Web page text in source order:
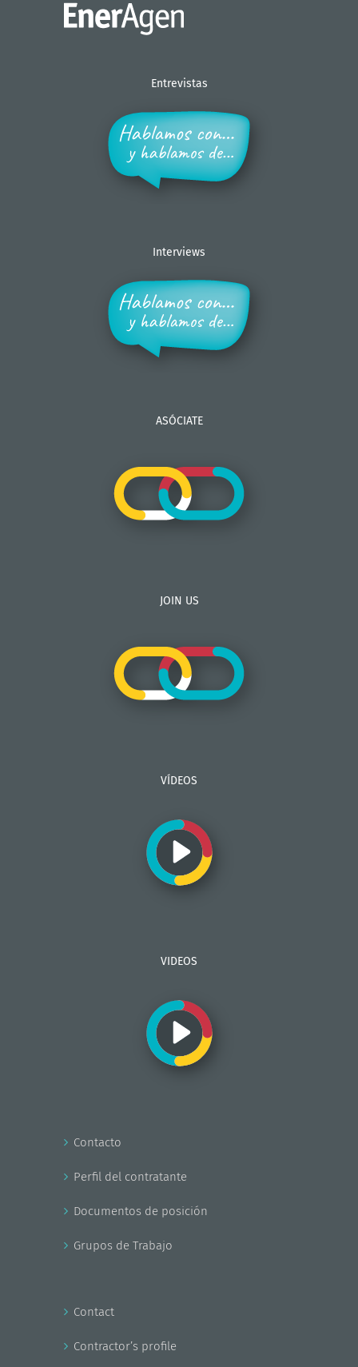
Entrevistas
Interviews
ASÓCIATE
JOIN US
VÍDEOS
VIDEOS
Contacto
Perfil del contratante
Documentos de posición
Grupos de Trabajo
Contact
Contractor’s profile